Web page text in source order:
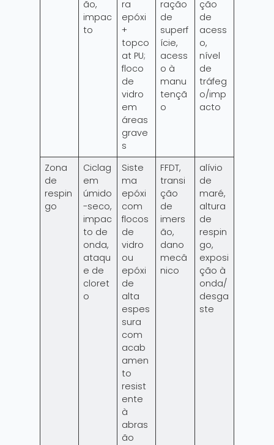
ão,
impac
to
ra
epóxi
+
topco
at PU;
floco
de
vidro
em
áreas
grave
s
ração
de
superf
ície,
acess
o à
manu
tençã
o
ção
de
acess
o,
nível
de
tráfeg
o/imp
acto
Zona
de
respin
go
Ciclag
em
úmido
-seco,
impac
to de
onda,
ataqu
e de
cloret
o
Siste
ma
epóxi
com
flocos
de
vidro
ou
epóxi
de
alta
espes
sura
com
acab
amen
to
resist
ente
à
abras
ão
FFDT,
transi
ção
de
imers
ão,
dano
mecâ
nico
alívio
de
maré,
altura
de
respin
go,
exposi
ção à
onda/
desga
ste